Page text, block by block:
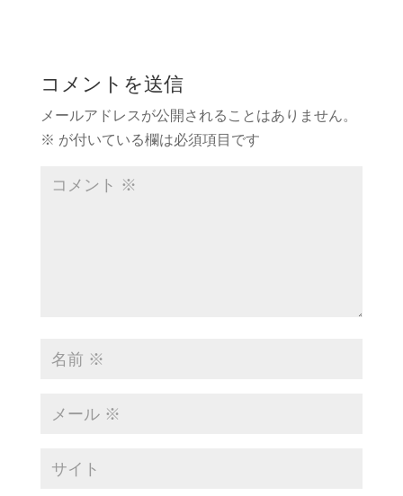
コメントを送信
メールアドレスが公開されることはありません。
※ が付いている欄は必須項目です